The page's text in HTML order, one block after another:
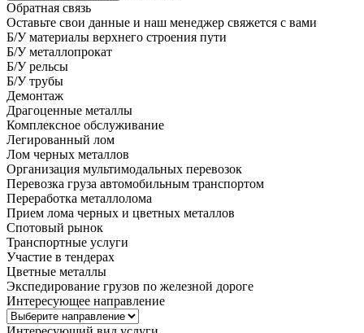
Обратная связь
Оставьте свои данные и наш менеджер свяжется с вами
Б/У материалы верхнего строения пути
Б/У металлопрокат
Б/У рельсы
Б/У трубы
Демонтаж
Драгоценные металлы
Комплексное обслуживание
Легированный лом
Лом черных металлов
Организация мультимодальных перевозок
Перевозка груза автомобильным транспортом
Переработка металлолома
Прием лома черных и цветных металлов
Спотовый рынок
Транспортные услуги
Участие в тендерах
Цветные металлы
Экспедирование грузов по железной дороге
Интересующее направление